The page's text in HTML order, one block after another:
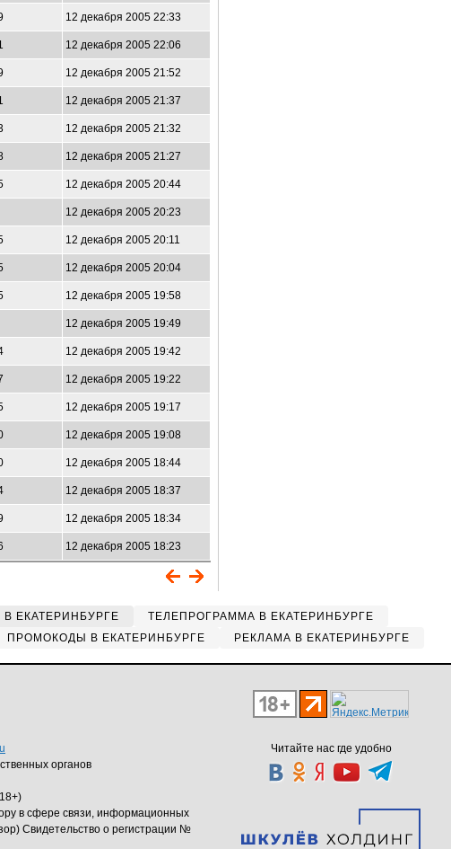
12 декабря 2005 22:33
12 декабря 2005 22:06
12 декабря 2005 21:52
12 декабря 2005 21:37
12 декабря 2005 21:32
12 декабря 2005 21:27
12 декабря 2005 20:44
12 декабря 2005 20:23
12 декабря 2005 20:11
12 декабря 2005 20:04
12 декабря 2005 19:58
12 декабря 2005 19:49
12 декабря 2005 19:42
12 декабря 2005 19:22
12 декабря 2005 19:17
12 декабря 2005 19:08
12 декабря 2005 18:44
12 декабря 2005 18:37
12 декабря 2005 18:34
12 декабря 2005 18:23
ЕКАТЕРИНБУРГЕ
ТЕЛЕПРОГРАММА В ЕКАТЕРИНБУРГЕ
ПРОМОКОДЫ В ЕКАТЕРИНБУРГЕ РЕКЛАМА В ЕКАТЕРИНБУРГЕ
Читайте нас где удобно
органов
в сфере связи, информационных
Свидетельство о регистрации №